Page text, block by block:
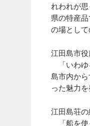
れわれが
県の特産
の場として
江田島市
「いわゆ
島市内か
った魅力
江田島荘
「船を使